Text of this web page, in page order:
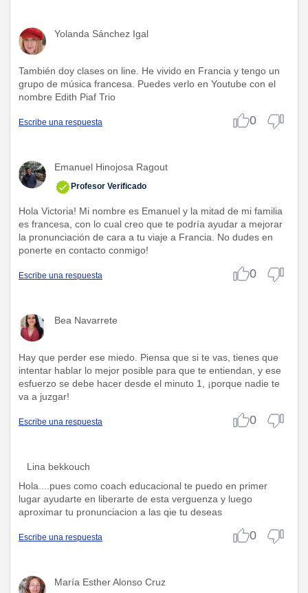
Yolanda Sánchez Igal
También doy clases on line. He vivido en Francia y tengo un
grupo de música francesa. Puedes verlo en Youtube con el
nombre Edith Piaf Trio
Escribe una respuesta 0
Emanuel Hinojosa Ragout
Profesor Verificado
Hola Victoria! Mi nombre es Emanuel y la mitad de mi familia
es francesa, con lo cual creo que te podría ayudar a mejorar
la pronunciación de cara a tu viaje a Francia. No dudes en
ponerte en contacto conmigo!
Escribe una respuesta 0
Bea Navarrete
Hay que perder ese miedo. Piensa que si te vas, tienes que
intentar hablar lo mejor posible para que te entiendan, y ese
esfuerzo se debe hacer desde el minuto 1, ¡porque nadie te
va a juzgar!
Escribe una respuesta 0
Lina bekkouch
Hola....pues como coach educacional te puedo en primer
lugar ayudarte en liberarte de esta verguenza y luego
aproximar tu pronunciacion a las qie tu deseas
Escribe una respuesta 0
María Esther Alonso Cruz